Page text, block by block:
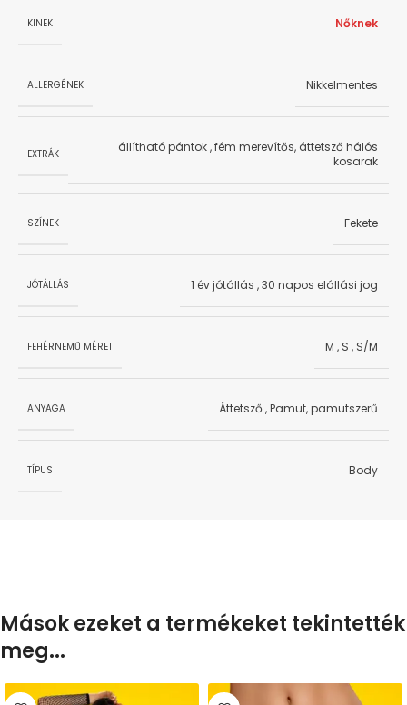
KINEK Nőknek
ALLERGÉNEK Nikkelmentes
EXTRÁK állítható pántok,fém merevítős, áttetsző hálós
kosarak
SZÍNEK Fekete
JÓTÁLLÁS 1 év jótállás ,30 napos elállási jog
FEHÉRNEMŰ MÉRET M , S , S/M
ANYAGA Áttetsző ,Pamut, pamutszerű
TÍPUS Body
Mások ezeket a termékeket tekintették
meg...